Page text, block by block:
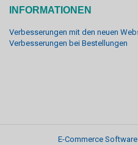
INFORMATIONEN
Verbesserungen mit den neuen
Verbesserungen bei Bestellungen
E-Commerce Software